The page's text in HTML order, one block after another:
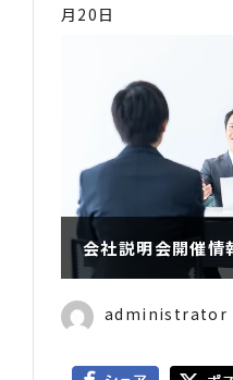
月20日
会社説明会開催情
administrator